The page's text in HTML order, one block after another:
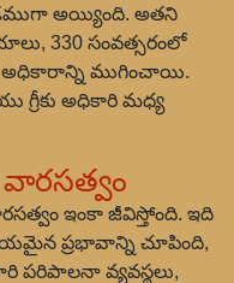
అయ్యింది. అతని
330 సంవత్సరంలో
అధికారాన్ని ముగించాయి.
గ్రీకు అధికారి మధ్య
ఇంకా జీవిస్తోంది. ఇది
ప్రభావాన్ని చూపింది,
పరిపాలనా వ్యవస్థలు,